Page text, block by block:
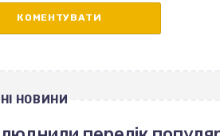
НОВИНИ